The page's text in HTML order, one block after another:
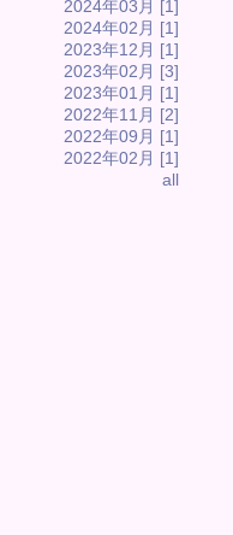
2024年03月 [1]
2024年02月 [1]
2023年12月 [1]
2023年02月 [3]
2023年01月 [1]
2022年11月 [2]
2022年09月 [1]
2022年02月 [1]
all